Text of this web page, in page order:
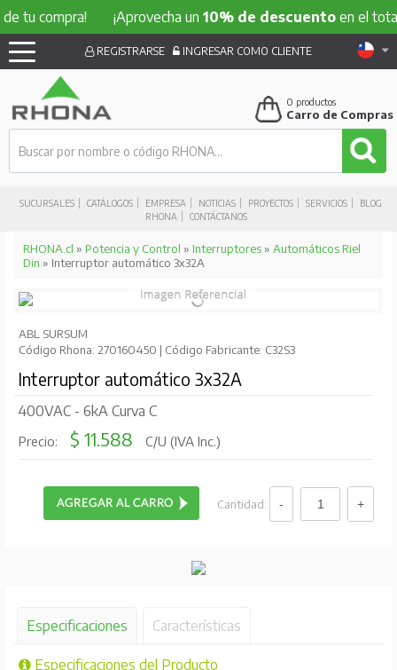
¡Aprovecha un10% de descuentoen el total de tu
SUCURSALES CATÁLOGOS EMPRESA NOTICIAS PROYECTOS SERVICIOS
BLOG
RHONA
CONTÁCTANOS
REGISTRARSE INGRESAR COMO CLIENTE
0 productos
Carro de Compras
RHONA.cl » Potencia y Control » Interruptores» Automáticos Riel
Din » Interruptor automático 3x32A
ABL SURSUM
Código Rhona: 270160450 | Código Fabricante: C32S3
Interruptor automático 3x32A
400VAC - 6kA Curva C
Precio: $ 11.588 C/U (IVA Inc.)
Cantidad:
Especificaciones Características
Especificaciones del Producto